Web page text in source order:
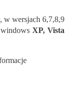
, w wersjach 6,7,8,9
XP, Vista